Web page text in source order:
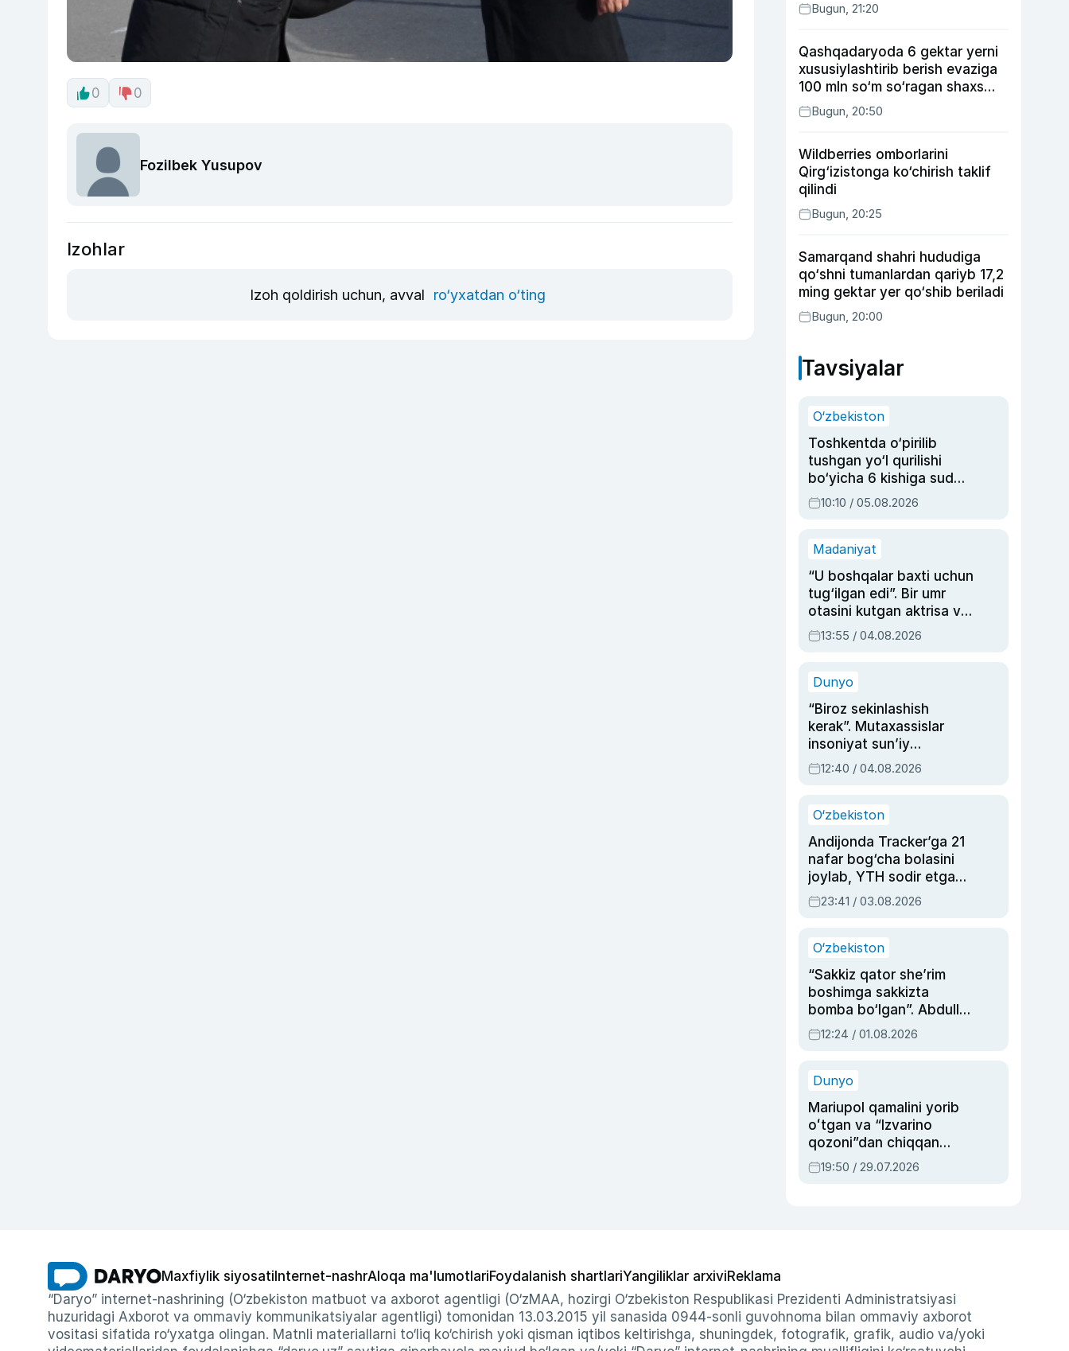
0 0
Fozilbek Yusupov
Izohlar
Izoh qoldirish uchun, avval ro‘yxatdan o‘ting
Bugun, 21:20
Qashqadaryoda 6 gektar yerni
xususiylashtirib berish evaziga
100 mln so‘m so‘ragan shaxs
ushlandi
Bugun, 20:50
Wildberries omborlarini
Qirg‘izistonga ko‘chirish taklif
qilindi
Bugun, 20:25
Samarqand shahri hududiga
qo‘shni tumanlardan qariyb 17,2
ming gektar yer qo‘shib beriladi
Bugun, 20:00
Tavsiyalar
O‘zbekiston
Toshkentda o‘pirilib
tushgan yo‘l qurilishi
bo‘yicha 6 kishiga sud
hukmi o‘qildi
10:10 / 05.08.2026
Madaniyat
“U boshqalar baxti uchun
tug‘ilgan edi”. Bir umr
otasini kutgan aktrisa va
dublyaj ustasi Rimma
Ahmedovaning
13:55 / 04.08.2026
Dunyo
“Biroz sekinlashish
kerak”. Mutaxassislar
insoniyat sun’iy
intellektni boshqara
olmay qolishidan xavotir
12:40 / 04.08.2026
O‘zbekiston
Andijonda Tracker’ga 21
nafar bog‘cha bolasini
joylab, YTH sodir etgan
ayolga sud hukmi o‘qildi
23:41 / 03.08.2026
O‘zbekiston
“Sakkiz qator she’rim
boshimga sakkizta
bomba bo‘lgan”. Abdulla
Oripovni siyosiy
ayblovlardan asrab
12:24 / 01.08.2026
Dunyo
Mariupol qamalini yorib
oʻtgan va “Izvarino
qozoni”dan chiqqan
qahramon — Ukraina
armiyasi bosh
19:50 / 29.07.2026
Maxfiylik siyosati Internet-nashrAloqa ma'lumotlariFoydalanish shartlariYangiliklar arxiviReklama
“Daryo” internet-nashrining (O‘zbekiston matbuot va axborot agentligi (O‘zMAA, hozirgi O‘zbekiston Respublikasi Prezidenti Administratsiyasi
huzuridagi Axborot va ommaviy kommunikatsiyalar agentligi) tomonidan 13.03.2015 yil sanasida 0944-sonli guvohnoma bilan ommaviy axborot
vositasi sifatida ro‘yxatga olingan. Matnli materiallarni to‘liq ko‘chirish yoki qisman iqtibos keltirishga, shuningdek, fotografik, grafik, audio va/yoki